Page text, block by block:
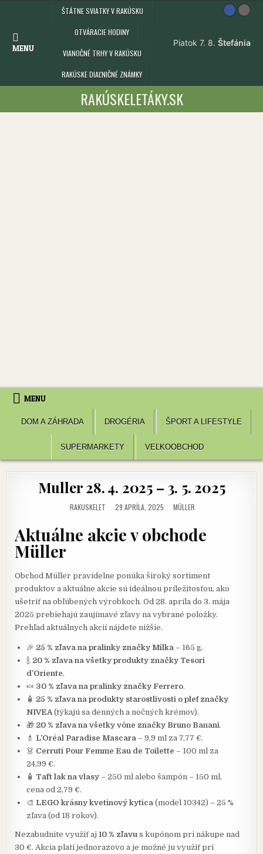
MENU
ŠTÁTNE SVIATKY V RAKÚSKU
OTVÁRACIE HODINY
VIANOČNÉ TRHY V RAKÚSKU
RAKÚSKE DIAĽNIČNÉ ZNÁMKY
RAKÚSKELETÁKY.SK
MENU
DOM A ZÁHRADA DROGÉRIA ŠPORT A LIFESTYLE
SUPERMARKETY VEĽKOOBCHOD
Muller 28. 4. 2025 – 3. 5. 2025
RAKUSKELET 29 APRÍLA, 2025 POSTED
IN
MÜLLER
Aktuálne akcie v obchode
Müller
Obchod Müller pravidelne ponúka široký sortiment
produktov a aktuálne akcie sú ideálnou príležitosťou, ako
ušetriť na obľúbených výrobkoch. Od 28. apríla do 3. mája
2025 prebiehajú zaujímavé zľavy na vybrané položky.
Prehľad aktuálnych akcií nájdete nižšie.
🎉 25 % zľava na pralinky značky Milka – 165 g.
🍾 20 % zľava na všetky produkty značky Tesori
d’Oriente.
🍬 30 % zľava na pralinky značky Ferrero.
🧴 25 % zľava na produkty starostlivosti o pleť značky
NIVEA(týkajú sa denných a nočných krémov).
🎁 20 % zľava na všetky vône značky Bruno Banani.
💄L’Oréal Paradise Mascara – 9,9 ml za 7,77 €.
👗 Cerruti Pour Femme Eau de Toilette – 100 ml za
24,99 €.
🧴 Taft lak na vlasy – 250 ml alebo šampón – 150 ml,
cena od 2,79 €.
🎨LEGO krásny kvetinový kytica (model 10342) – 25 %
zľava (od 18 rokov).
Nezabudnite využiť aj10 % zľavu s kupónom pri nákupe nad
30 €. Akcia platí jednorazovo a je možné ju využiť pri